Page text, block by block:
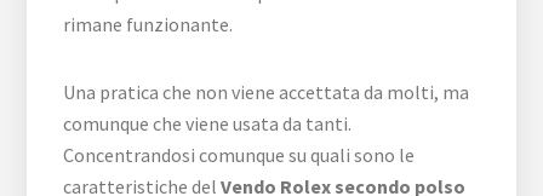
rimane funzionante.
Una pratica che non viene accettata da molti, ma
comunque che viene usata da tanti.
Concentrandosi comunque su quali sono le
caratteristiche delVendo Rolex secondo polso